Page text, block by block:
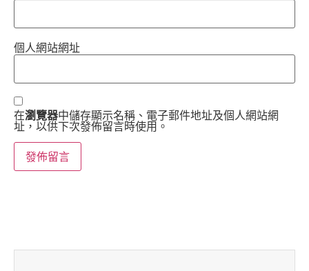
個人網站網址
在瀏覽器中儲存顯示名稱、電子郵件地址及個人網站網
址，以供下次發佈留言時使用。